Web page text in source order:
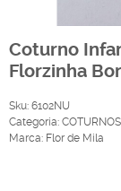
Coturno
Florzinha
Sku: 6102NU
Categoria: COTURNOS
Marca: Flor de Mila